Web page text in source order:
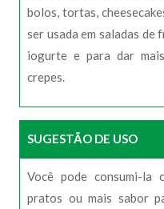
bolos, tortas,
ser usada em saladas de
iogurte e para dar
crepes.
SUGESTÃO DE USO
Você pode consumi-la
pratos ou mais sabor